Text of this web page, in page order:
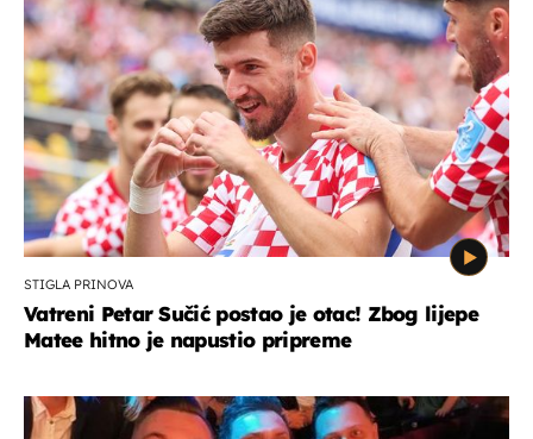
STIGLA PRINOVA
Vatreni Petar Sučić postao je otac! Zbog lijepe
Matee hitno je napustio pripreme